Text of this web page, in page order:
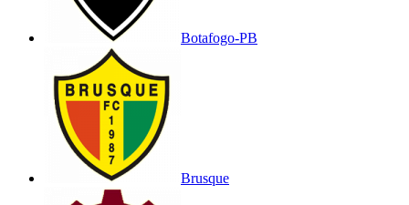
Botafogo-PB
Brusque